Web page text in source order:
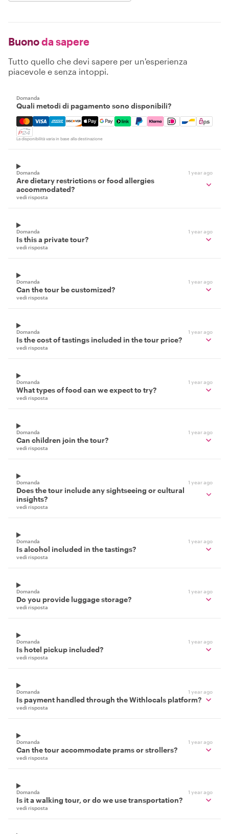
Buonoda sapere
Tutto quello che devi sapere per un'esperienza
piacevole e senza intoppi.
Domanda
Quali metodi di pagamento sono disponibili?
Mastercard, Visa, Amex, Discover, Apple Pay, Google
La disponibilità varia in base alla destinazione
Domanda 1 year ago
Are dietary restrictions or food allergies
accommodated?
vedi risposta
Domanda 1 year ago
Is this a private tour?
vedi risposta
Domanda 1 year ago
Can the tour be customized?
vedi risposta
Domanda 1 year ago
Is the cost of tastings included in the tour price?
vedi risposta
Domanda 1 year ago
What types of food can we expect to try?
vedi risposta
Domanda 1 year ago
Can children join the tour?
vedi risposta
Domanda 1 year ago
Does the tour include any sightseeing or cultural
insights?
vedi risposta
Domanda 1 year ago
Is alcohol included in the tastings?
vedi risposta
Domanda 1 year ago
Do you provide luggage storage?
vedi risposta
Domanda 1 year ago
Is hotel pickup included?
vedi risposta
Domanda 1 year ago
Is payment handled through the Withlocals platform?
vedi risposta
Domanda 1 year ago
Can the tour accommodate prams or strollers?
vedi risposta
Domanda 1 year ago
Is it a walking tour, or do we use transportation?
vedi risposta